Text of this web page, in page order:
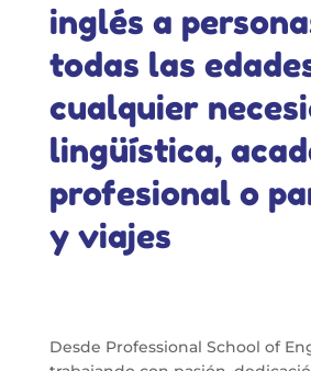
inglés a
todas las
cualquier
lingüística,
profesional o
y viajes
Desde Professional School of